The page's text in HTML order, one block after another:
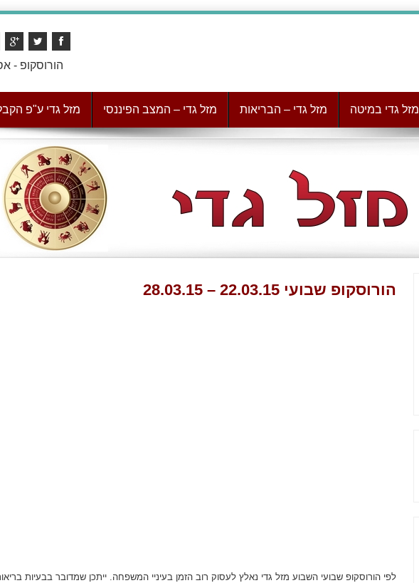
הורוסקופ -
מזל גדי במיטה מזל גדי – הבריאות מזל גדי – המצב הפיננסי מזל גדי ע"פ
הורוסקופ שבועי 22.03.15 – 28.03.15
לפי הורוסקופ שבועי השבוע מזל גדי נאלץ לעסוק רוב הזמן בעיניי המשפחה. ייתכן שמדובר בבעיות